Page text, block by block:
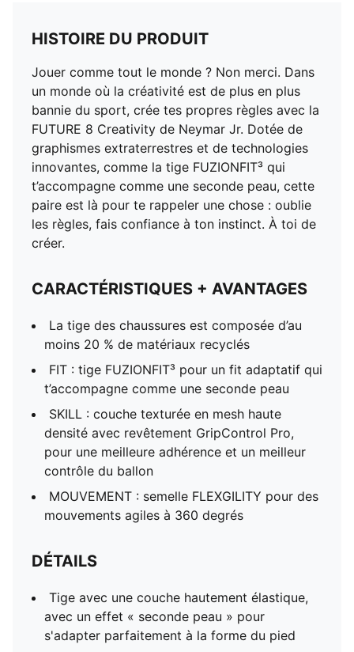
HISTOIRE DU PRODUIT
Jouer comme tout le monde ? Non merci. Dans
un monde où la créativité est de plus en plus
bannie du sport, crée tes propres règles avec la
FUTURE 8 Creativity de Neymar Jr. Dotée de
graphismes extraterrestres et de technologies
innovantes, comme la tige FUZIONFIT³ qui
t’accompagne comme une seconde peau, cette
paire est là pour te rappeler une chose : oublie
les règles, fais confiance à ton instinct. À toi de
créer.
CARACTÉRISTIQUES + AVANTAGES
La tige des chaussures est composée d’au
moins 20 % de matériaux recyclés
FIT : tige FUZIONFIT³ pour un fit adaptatif qui
t’accompagne comme une seconde peau
SKILL : couche texturée en mesh haute
densité avec revêtement GripControl Pro,
pour une meilleure adhérence et un meilleur
contrôle du ballon
MOUVEMENT : semelle FLEXGILITY pour des
mouvements agiles à 360 degrés
DÉTAILS
Tige avec une couche hautement élastique,
avec un effet « seconde peau » pour
s'adapter parfaitement à la forme du pied